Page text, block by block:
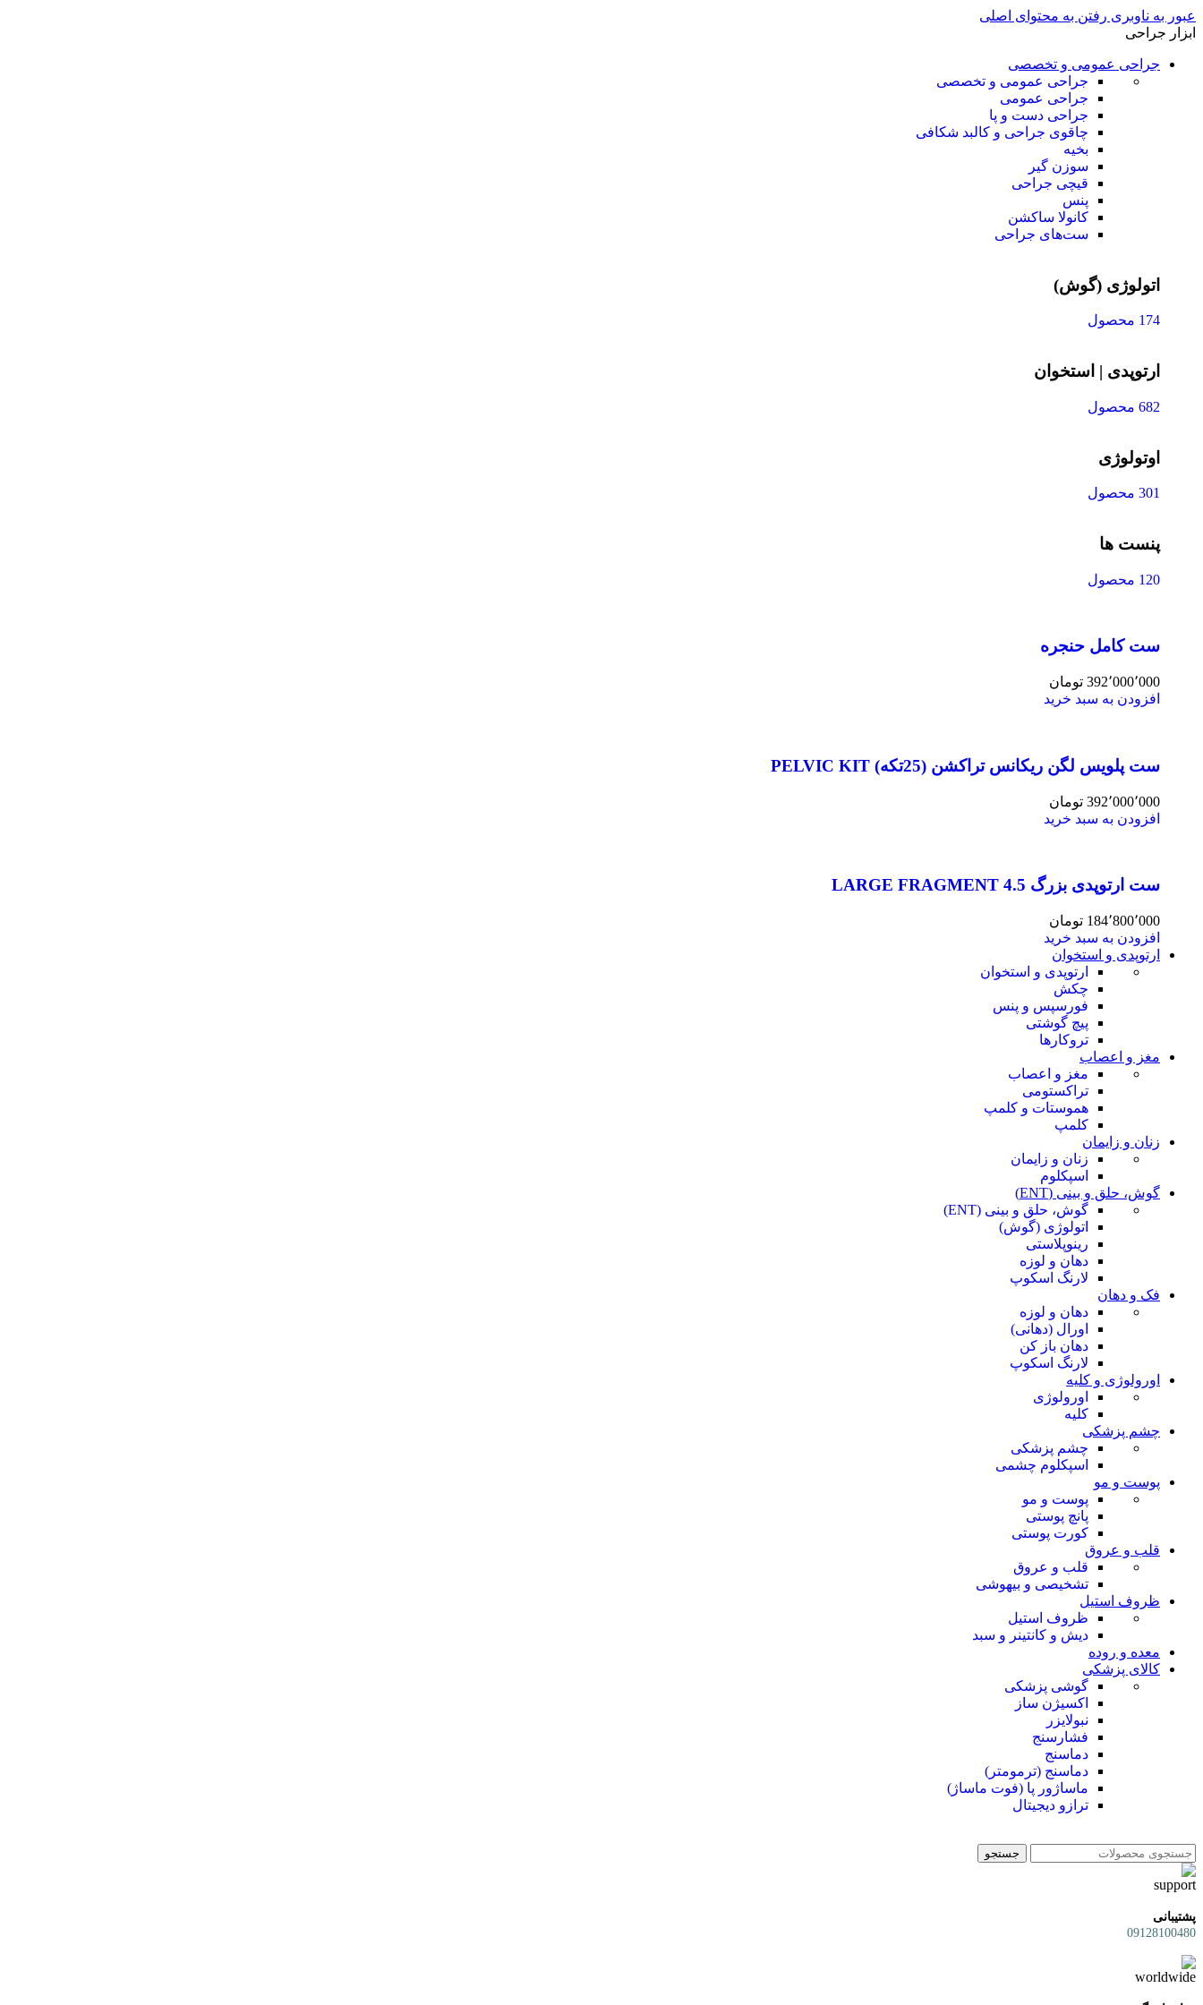
عبور به ناوبری رفتن به محتوای اصلی
ابزار جراحی
جراحی عمومی و تخصصی
جراحی عمومی و تخصصی
جراحی عمومی
جراحی دست و پا
چاقوی جراحی و کالبد شکافی
بخیه
سوزن‌ گیر
قیچی‌ جراحی
پنس
کانولا ساکشن
ست‌های جراحی
اتولوژی (گوش)
174 محصول
ارتوپدی | استخوان
682 محصول
اوتولوژی
301 محصول
پنست ها
120 محصول
ست کامل حنجره
392٬000٬000 تومان
افزودن به سبد خرید
ست پلویس لگن ریکانس تراکشن (25تکه) PELVIC KIT
392٬000٬000 تومان
افزودن به سبد خرید
ست ارتوپدی بزرگ 4.5 LARGE FRAGMENT
184٬800٬000 تومان
افزودن به سبد خرید
ارتوپدی و استخوان
ارتوپدی و استخوان
چکش
فورسپس و پنس
پیچ گوشتی
تروکارها
مغز و اعصاب
مغز و اعصاب
تراکستومی
هموستات و کلمپ
کلمپ
زنان و زایمان
زنان و زایمان
اسپکلوم
گوش، حلق و بینی (ENT)
گوش، حلق و بینی (ENT)
اتولوژی (گوش)
رینوپلاستی
دهان و لوزه
لارنگ اسکوپ
فک و دهان
دهان و لوزه
اورال (دهانی)
دهان باز کن
لارنگ اسکوپ
اورولوژی و کلیه
اورولوژی
کلیه
چشم پزشکی
چشم پزشکی
اسپکلوم چشمی
پوست و مو
پوست و مو
پانچ پوستی
کورت پوستی
قلب و عروق
قلب و عروق
تشخیصی و بیهوشی
ظروف استیل
ظروف استیل
دیش و کانتینر و سبد
معده و روده
کالای پزشکی
گوشی پزشکی
اکسیژن ساز
نبولایزر
فشارسنج
دماسنج
دماسنج (ترمومتر)
ماساژور پا (فوت ماساژ)
ترازو دیجیتال
جستجو
پشتیبانی
09128100480